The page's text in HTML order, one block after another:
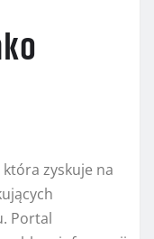
zyskuje na
Portal